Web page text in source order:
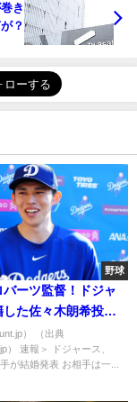
き
？
野球
バーツ監督！ドジャ
した佐々木朗希投
結婚 ！！ ） （出典
） 速報＞ ドジャース、
が結婚発表 お相手は一...